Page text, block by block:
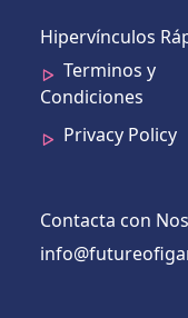
Hipervínculos
Terminos y
Condiciones
Privacy Policy
Contacta con